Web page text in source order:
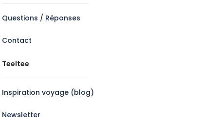
Questions / Réponses
Contact
Teeltee
Inspiration voyage (blog)
Newsletter